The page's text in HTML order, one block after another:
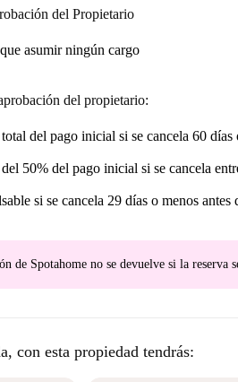
del Propietario
asumir ningún cargo
del propietario:
del pago inicial si se cancela 60 días
50% del pago inicial si se cancela
si se cancela 29 días o menos antes
de Spotahome no se devuelve si la reserva
con esta propiedad tendrás: